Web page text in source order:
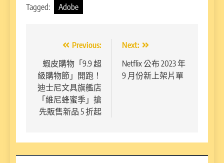
Tagged: Adobe
章
導
覽
Previous:
蝦皮購物「9.9 超
級購物節」開跑！
迪士尼文具旗艦店
「維尼蜂蜜季」搶
先販售新品 5 折起
Next:
Netflix 公布 2023 年
9 月份新上架片單